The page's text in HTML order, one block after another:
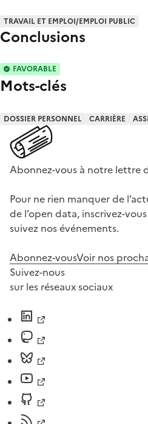
TRAVAIL ET EMPLOI/EMPLOI PUBLIC
Conclusions
FAVORABLE
Mots-clés
DOSSIER PERSONNEL CARRIÈRE
Abonnez-vous à notre lettre
Pour ne rien manquer de
de l’open data, inscrivez-
suivez nos événements.
Abonnez-vousVoir nos
Suivez-nous
sur les réseaux sociaux